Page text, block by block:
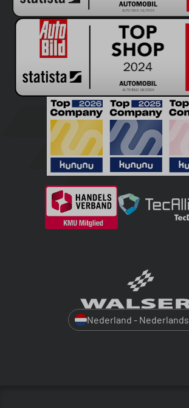
Nederland - Nederlands